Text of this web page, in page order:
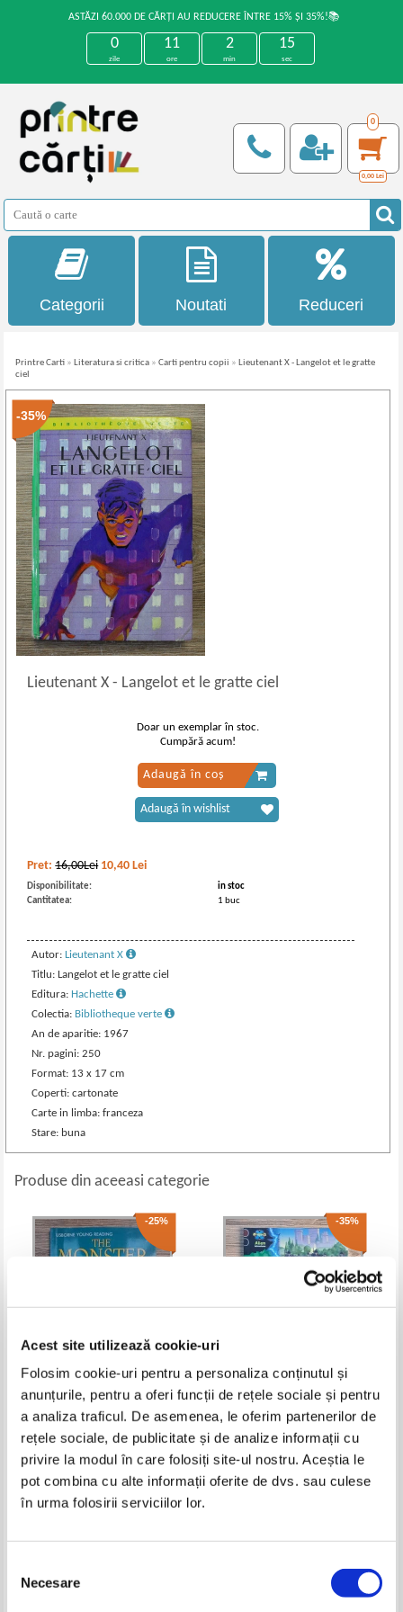
Acest site utilizează cookie-uri
Folosim cookie-uri pentru a personaliza conținutul și
anunțurile, pentru a oferi funcții de rețele sociale și pentru
a analiza traficul. De asemenea, le oferim partenerilor de
rețele sociale, de publicitate și de analize informații cu
privire la modul în care folosiți site-ul nostru. Aceștia le
pot combina cu alte informații oferite de dvs. sau culese
în urma folosirii serviciilor lor.
consimțământului
Necesare
ASTĂZI 60.000 DE CĂRȚI AU REDUCERE ÎNTRE 15% ȘI 35%!📚
0
zile
11
ore
2
min
15
sec
0
0,00 Lei
Categorii Noutati Reduceri
Printre Carti » Literatura si critica »Carti pentru copii » Lieutenant X - Langelot et le gratte
ciel
-35%
Lieutenant X- Langelot et le gratte ciel
Pret:16,00Lei 10,40 Lei
Disponibilitate:
in stoc
Cantitatea:
1 buc
Autor:Lieutenant X
Titlu: Langelot et le gratte ciel
Editura: Hachette
Colectia: Bibliotheque verte
An de aparitie: 1967
Nr. pagini: 250
Format: 13 x 17 cm
Coperti: cartonate
Carte in limba: franceza
Stare: buna
Doar un exemplar în stoc.
Cumpără acum!
Adaugă în coș
Adaugă în wishlist
Produse din aceeasi categorie
-25%
Felicity Everett - The monster
16,00Lei 12,00
Adaugă în coș
-35%
J. A. Henderson - The 9th
Battalion
Lei
Adaugă în coș